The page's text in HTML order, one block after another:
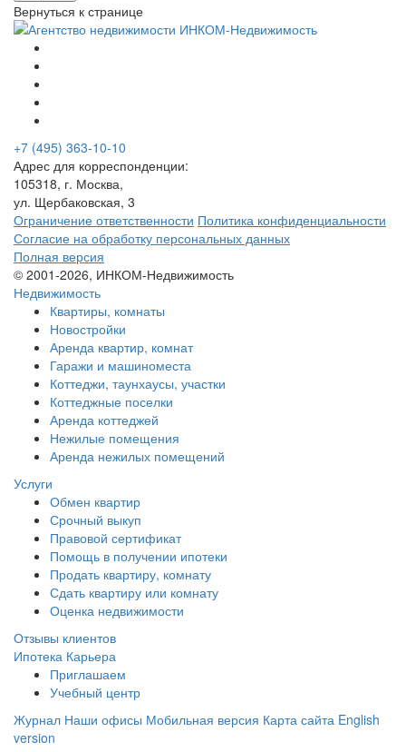
Вернуться к странице
+7 (495) 363-10-10
Адрес для корреспонденции:
105318, г. Москва,
ул. Щербаковская, 3
Ограничение ответственности Политика конфиденциальности
Согласие на обработку персональных данных
Полная версия
© 2001-2026, ИНКОМ-Недвижимость
Недвижимость
Квартиры, комнаты
Новостройки
Аренда квартир, комнат
Гаражи и машиноместа
Коттеджи, таунхаусы, участки
Коттеджные поселки
Аренда коттеджей
Нежилые помещения
Аренда нежилых помещений
Услуги
Обмен квартир
Срочный выкуп
Правовой сертификат
Помощь в получении ипотеки
Продать квартиру, комнату
Сдать квартиру или комнату
Оценка недвижимости
Отзывы клиентов
Ипотека Карьера
Приглашаем
Учебный центр
Журнал Наши офисы Мобильная версия Карта сайта English
version